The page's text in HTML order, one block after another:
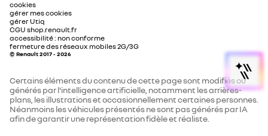
cookies
gérer mes cookies
gérer Utiq
CGU shop.renault.fr
accessibilité : non conforme
fermeture des réseaux mobiles 2G/3G
© Renault 2017 - 2026
Certains éléments du contenu de cette page sont modifiés ou
générés par l'intelligence artificielle, notamment les arrières-
plans, les illustrations et occasionnellement certaines personnes.
Néanmoins les véhicules présentés ne sont pas générés par IA
afin de garantir une représentation fidèle et réaliste.